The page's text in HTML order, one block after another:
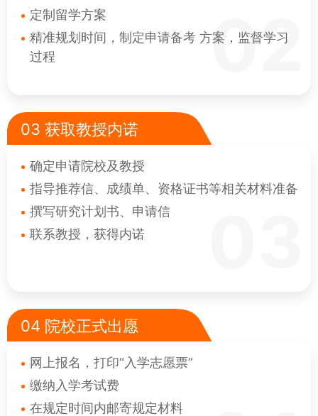
定制留学方案
精准规划时间，制定申请备考 方案，监督学习
过程
02
03 获取教授内诺
确定申请院校及教授
指导推荐信、成绩单、资格证书等相关材料准备
撰写研究计划书、申请信
联系教授，获得内诺
04 院校正式出愿
网上报名，打印“入学志愿票”
缴纳入学考试费
在规定时间内邮寄规定材料